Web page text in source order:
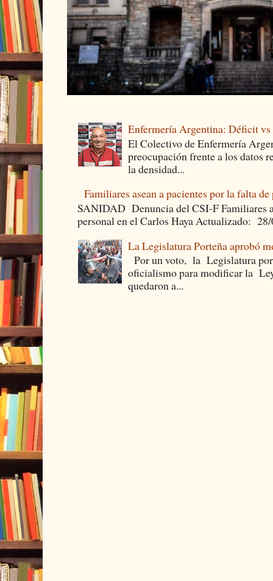
Enfermería Argentina: Déficit
El Colectivo de Enfermería
preocupación frente a los datos
la densidad...
Familiares asean a pacientes por la falta
SANIDAD Denuncia del CSI-F Familiares
personal en el Carlos Haya Actualizado:
La Legislatura Porteña aprobó
Por un voto, la Legislatura
oficialismo para modificar la
quedaron a...